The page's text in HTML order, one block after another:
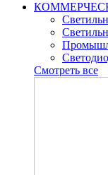
Смотреть все